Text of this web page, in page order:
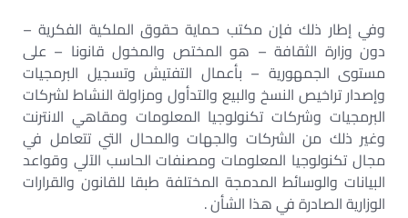
وفي إطار ذلك فإن مكتب حماية حقوق الملكية الفكرية –
دون وزارة الثقافة – هو المختص والمخول قانونا – على
مستوى الجمهورية – بأعمال التفتيش وتسجيل البرمجيات
وإصدار تراخيص النسخ والبيع والتدأول ومزاولة النشاط لشركات
البرمجيات وشركات تكنولوجيا المعلومات ومقاهي الانترنت
وغير ذلك من الشركات والجهات والمحال التي تتعامل في
مجال تكنولوجيا المعلومات ومصنفات الحاسب الآلي وقواعد
البيانات والوسائط المدمجة المختلفة طبقا للقانون والقرارات
الوزارية الصادرة في هذا الشأن .